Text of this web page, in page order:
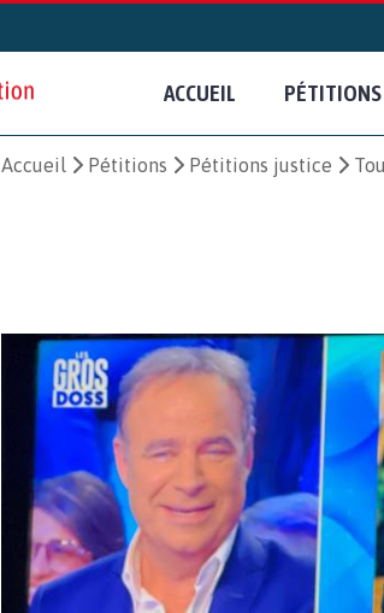
ACCUEIL PÉTITIONS
Accueil Pétitions Pétitions justice